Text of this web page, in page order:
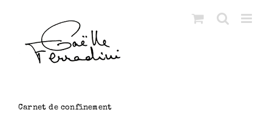
Carnet de confinement